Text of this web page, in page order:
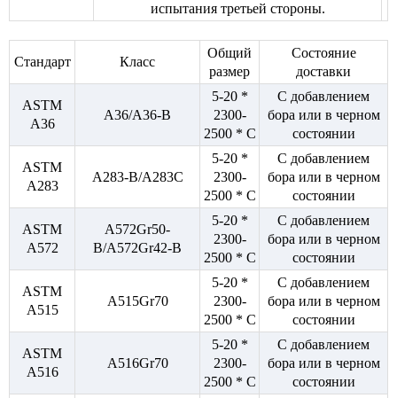
испытания третьей стороны.
Стандарт Класс
Общий
размер
Состояние
доставки
ASTM
A36
A36/A36-B
5-20 *
2300-
2500 * C
С добавлением
бора или в черном
состоянии
ASTM
A283
A283-B/A283C
5-20 *
2300-
2500 * C
С добавлением
бора или в черном
состоянии
ASTM
A572
A572Gr50-
B/A572Gr42-B
5-20 *
2300-
2500 * C
С добавлением
бора или в черном
состоянии
ASTM
A515
A515Gr70
5-20 *
2300-
2500 * C
С добавлением
бора или в черном
состоянии
ASTM
A516
A516Gr70
5-20 *
2300-
2500 * C
С добавлением
бора или в черном
состоянии